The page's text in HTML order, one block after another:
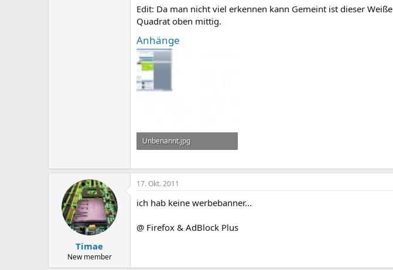
Edit: Da man nicht viel erkennen kann Gemeint ist dieser
Quadrat oben mittig.
Anhänge
Unbenannt.jpg
Timae
New member
17. Okt. 2011
ich hab keine werbebanner...
@ Firefox & AdBlock Plus